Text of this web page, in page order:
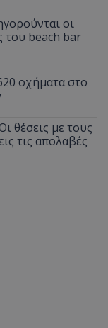
οι
του beach bar
οχήματα στο
θέσεις με τους
τις απολαβές